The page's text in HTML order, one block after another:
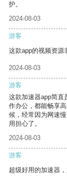
护。
2024-08-03
游客
这款app的视频资源
2024-08-03
游客
这款加速器app简直
作办公，都能畅享
候，经常因为网速
用担心了。
2024-08-03
游客
超级好用的加速器